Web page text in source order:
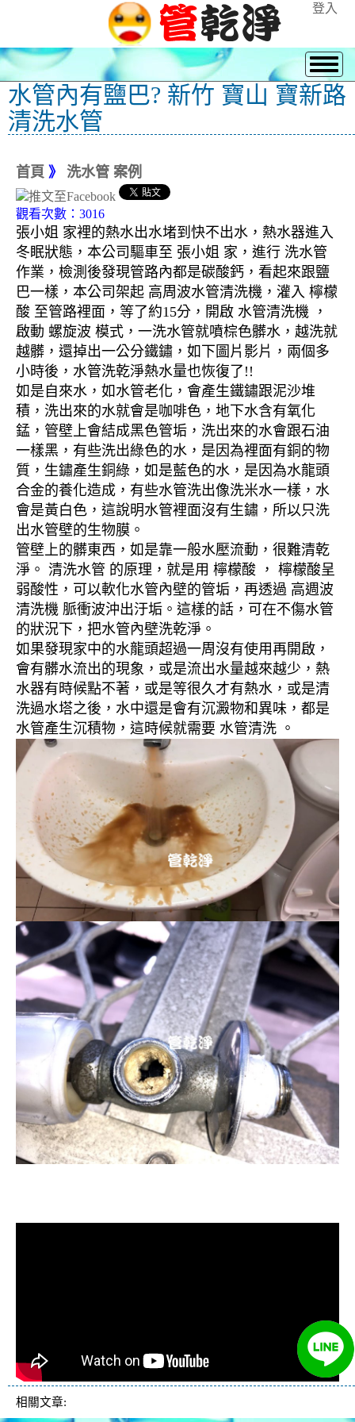
登入
水管內有鹽巴? 新竹 寶山 寶新路
清洗水管
首頁 》 洗水管 案例
觀看次數：3016
張小姐 家裡的熱水出水堵到快不出水，熱水器進入
冬眠狀態，本公司驅車至 張小姐 家，進行 洗水管
作業，檢測後發現管路內都是碳酸鈣，看起來跟鹽
巴一樣，本公司架起 高周波水管清洗機，灌入 檸檬
酸 至管路裡面，等了約15分，開啟 水管清洗機 ，
啟動 螺旋波 模式，一洗水管就噴棕色髒水，越洗就
越髒，還掉出一公分鐵鏽，如下圖片影片，兩個多
小時後，水管洗乾淨熱水量也恢復了!!
如是自來水，如水管老化，會產生鐵鏽跟泥沙堆
積，洗出來的水就會是咖啡色，地下水含有氧化
錳，管壁上會結成黑色管垢，洗出來的水會跟石油
一樣黑，有些洗出綠色的水，是因為裡面有銅的物
質，生鏽產生銅綠，如是藍色的水，是因為水龍頭
合金的養化造成，有些水管洗出像洗米水一樣，水
會是黃白色，這說明水管裡面沒有生鏽，所以只洗
出水管壁的生物膜。
管壁上的髒東西，如是靠一般水壓流動，很難清乾
淨。 清洗水管 的原理，就是用 檸檬酸 ， 檸檬酸呈
弱酸性，可以軟化水管內壁的管垢，再透過 高週波
清洗機 脈衝波沖出汙垢。這樣的話，可在不傷水管
的狀況下，把水管內壁洗乾淨。
如果發現家中的水龍頭超過一周沒有使用再開啟，
會有髒水流出的現象，或是流出水量越來越少，熱
水器有時候點不著，或是等很久才有熱水，或是清
洗過水塔之後，水中還是會有沉澱物和異味，都是
水管產生沉積物，這時候就需要 水管清洗 。
相關文章: